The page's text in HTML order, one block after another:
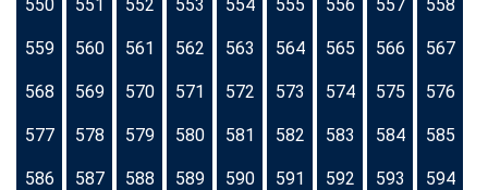
550 551 552 553 554 555 556 557 558
559 560 561 562 563 564 565 566 567
568 569 570 571 572 573 574 575 576
577 578 579 580 581 582 583 584 585
586 587 588 589 590 591 592 593 594